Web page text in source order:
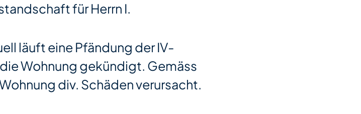
für Herrn I.
läuft eine Pfändung der IV-
Wohnung gekündigt. Gemäss
div. Schäden verursacht.